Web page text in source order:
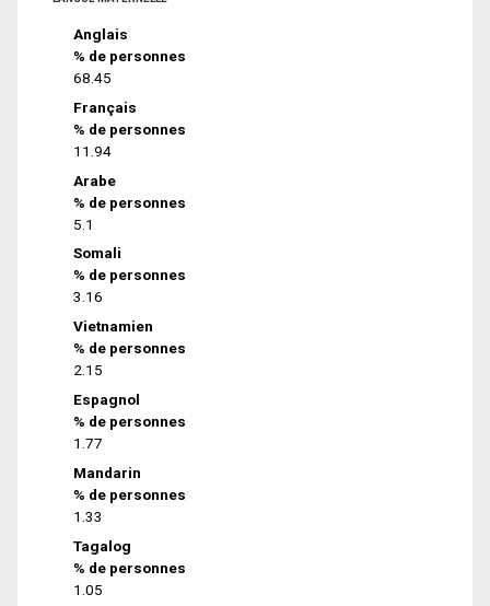
Anglais
% de personnes
68.45
Français
% de personnes
11.94
Arabe
% de personnes
5.1
Somali
% de personnes
3.16
Vietnamien
% de personnes
2.15
Espagnol
% de personnes
1.77
Mandarin
% de personnes
1.33
Tagalog
% de personnes
1.05